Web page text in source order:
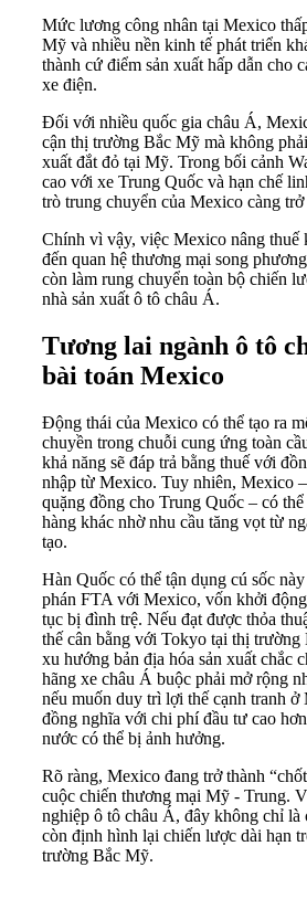
Mức lương công nhân tại Mexico
Mỹ và nhiều nền kinh tế phát triển
thành cứ điểm sản xuất hấp dẫn cho
xe điện.
Đối với nhiều quốc gia châu Á,
cận thị trường Bắc Mỹ mà không
xuất đắt đỏ tại Mỹ. Trong bối cảnh
cao với xe Trung Quốc và hạn chế
trò trung chuyển của Mexico càng trở
Chính vì vậy, việc Mexico nâng thuế
đến quan hệ thương mại song
còn làm rung chuyển toàn bộ chiến
nhà sản xuất ô tô châu Á.
Tương lai ngành ô tô
bài toán Mexico
Động thái của Mexico có thể tạo ra
chuyền trong chuỗi cung ứng toàn
khả năng sẽ đáp trả bằng thuế với
nhập từ Mexico. Tuy nhiên, Mexico
quặng đồng cho Trung Quốc – có
hàng khác nhờ nhu cầu tăng vọt từ
tạo.
Hàn Quốc có thể tận dụng cú sốc
phán FTA với Mexico, vốn khởi
tục bị đình trệ. Nếu đạt được thỏa
thế cân bằng với Tokyo tại thị
xu hướng bản địa hóa sản xuất chắc
hãng xe châu Á buộc phải mở rộng
nếu muốn duy trì lợi thế cạnh tranh ở
đồng nghĩa với chi phí đầu tư cao
nước có thể bị ảnh hưởng.
Rõ ràng, Mexico đang trở thành
cuộc chiến thương mại Mỹ - Trung.
nghiệp ô tô châu Á, đây không chỉ là
còn định hình lại chiến lược dài hạn
trường Bắc Mỹ.